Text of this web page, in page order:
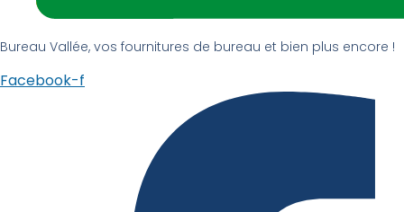
Bureau Vallée, vos fournitures de bureau et bien plus encore !
Facebook-f